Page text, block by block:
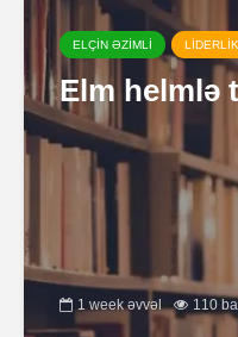
ELÇİN ƏZİMLİ LİDERLİK
Elm helmlə
1 week əvvəl 110